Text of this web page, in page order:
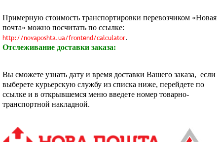
Примерную стоимость транспортировки перевозчиком «Новая
почта» можно посчитать по ссылке:
http://novaposhta.ua/frontend/calculator.
Отслеживание доставки заказа:
Вы сможете узнать дату и время доставки Вашего заказа, если
выберете курьерскую службу из списка ниже, перейдете по
ссылке и в открывшемся меню введете номер товарно-
транспортной накладной.